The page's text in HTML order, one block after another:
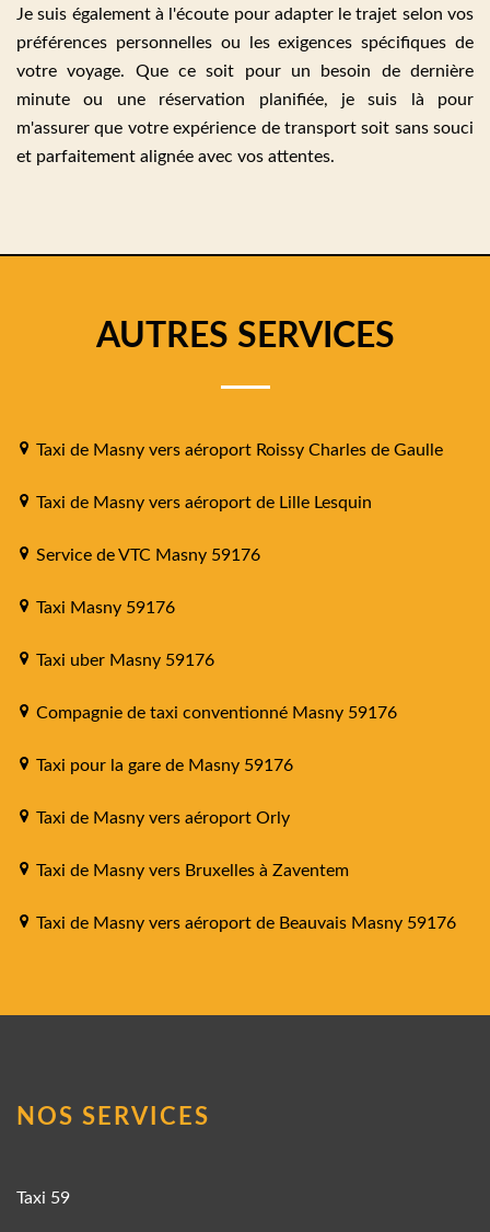
Je suis également à l'écoute pour adapter le trajet selon vos
préférences personnelles ou les exigences spécifiques de
votre voyage. Que ce soit pour un besoin de dernière
minute ou une réservation planifiée, je suis là pour
m'assurer que votre expérience de transport soit sans souci
et parfaitement alignée avec vos attentes.
AUTRES SERVICES
Taxi de Masny vers aéroport Roissy Charles de Gaulle
Taxi de Masny vers aéroport de Lille Lesquin
Service de VTC Masny 59176
Taxi Masny 59176
Taxi uber Masny 59176
Compagnie de taxi conventionné Masny 59176
Taxi pour la gare de Masny 59176
Taxi de Masny vers aéroport Orly
Taxi de Masny vers Bruxelles à Zaventem
Taxi de Masny vers aéroport de Beauvais Masny 59176
NOS SERVICES
Taxi 59